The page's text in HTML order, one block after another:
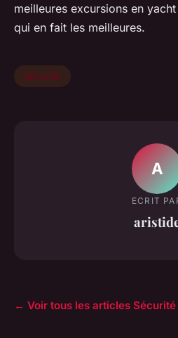
meilleures excursions en
qui en fait les meilleures.
Sécurité
A
ECRIT
← Voir tous les articles Sécurité